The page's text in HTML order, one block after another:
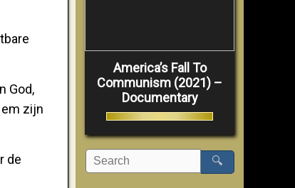
God,
zijn
de
America’s Fall To
Communism (2021) –
Documentary
🔍